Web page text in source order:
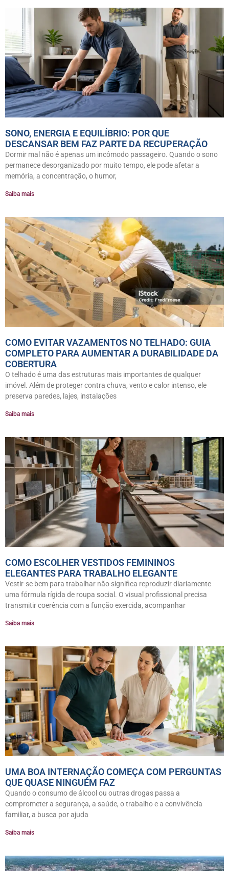
SONO, ENERGIA E EQUILÍBRIO: POR QUE
DESCANSAR BEM FAZ PARTE DA RECUPERAÇÃO
Dormir mal não é apenas um incômodo passageiro. Quando o sono
permanece desorganizado por muito tempo, ele pode afetar a
memória, a concentração, o humor,
Saiba mais
COMO EVITAR VAZAMENTOS NO TELHADO: GUIA
COMPLETO PARA AUMENTAR A DURABILIDADE DA
COBERTURA
O telhado é uma das estruturas mais importantes de qualquer
imóvel. Além de proteger contra chuva, vento e calor intenso, ele
preserva paredes, lajes, instalações
Saiba mais
COMO ESCOLHER VESTIDOS FEMININOS
ELEGANTES PARA TRABALHO ELEGANTE
Vestir-se bem para trabalhar não significa reproduzir diariamente
uma fórmula rígida de roupa social. O visual profissional precisa
transmitir coerência com a função exercida, acompanhar
Saiba mais
UMA BOA INTERNAÇÃO COMEÇA COM PERGUNTAS
QUE QUASE NINGUÉM FAZ
Quando o consumo de álcool ou outras drogas passa a
comprometer a segurança, a saúde, o trabalho e a convivência
familiar, a busca por ajuda
Saiba mais